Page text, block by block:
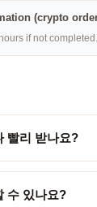
(crypto
if not
빨리 받나요?
수 있나요?